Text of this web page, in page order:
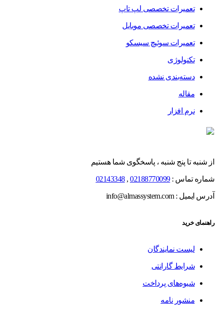
تعمیرات تخصصی لپ تاپ
تعمیرات تخصصی موبایل
تعمیرات سوئیچ سیسکو
تکنولوژی
دسته‌بندی نشده
مقاله
نرم افزار
از شنبه تا پنج شنبه ، پاسخگوی شما هستیم
شماره تماس :02188770099
,
02143348
آدرس ایمیل : info@almassystem.com
راهنمای خرید
لیست نمایندگان
شرایط گارانتی
شیوه‌های پرداخت
منشور نامه